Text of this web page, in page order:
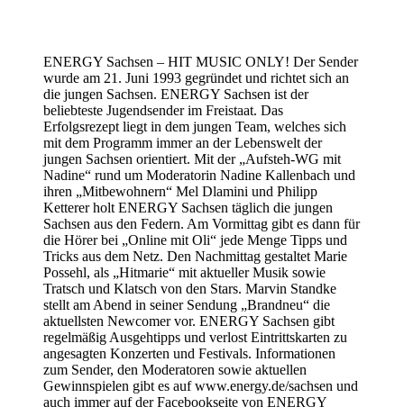
ENERGY Sachsen – HIT MUSIC ONLY! Der Sender
wurde am 21. Juni 1993 gegründet und richtet sich an
die jungen Sachsen. ENERGY Sachsen ist der
beliebteste Jugendsender im Freistaat. Das
Erfolgsrezept liegt in dem jungen Team, welches sich
mit dem Programm immer an der Lebenswelt der
jungen Sachsen orientiert. Mit der „Aufsteh-WG mit
Nadine“ rund um Moderatorin Nadine Kallenbach und
ihren „Mitbewohnern“ Mel Dlamini und Philipp
Ketterer holt ENERGY Sachsen täglich die jungen
Sachsen aus den Federn. Am Vormittag gibt es dann für
die Hörer bei „Online mit Oli“ jede Menge Tipps und
Tricks aus dem Netz. Den Nachmittag gestaltet Marie
Possehl, als „Hitmarie“ mit aktueller Musik sowie
Tratsch und Klatsch von den Stars. Marvin Standke
stellt am Abend in seiner Sendung „Brandneu“ die
aktuellsten Newcomer vor. ENERGY Sachsen gibt
regelmäßig Ausgehtipps und verlost Eintrittskarten zu
angesagten Konzerten und Festivals. Informationen
zum Sender, den Moderatoren sowie aktuellen
Gewinnspielen gibt es auf www.energy.de/sachsen und
auch immer auf der Facebookseite von ENERGY